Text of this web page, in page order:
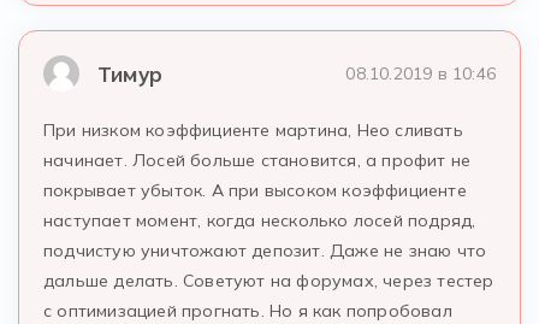
Тимур 08.10.2019 в 10:46
При низком коэффициенте мартина, Нео сливать
начинает. Лосей больше становится, а профит не
покрывает убыток. А при высоком коэффициенте
наступает момент, когда несколько лосей подряд,
подчистую уничтожают депозит. Даже не знаю что
дальше делать. Советуют на форумах, через тестер
с оптимизацией прогнать. Но я как попробовал